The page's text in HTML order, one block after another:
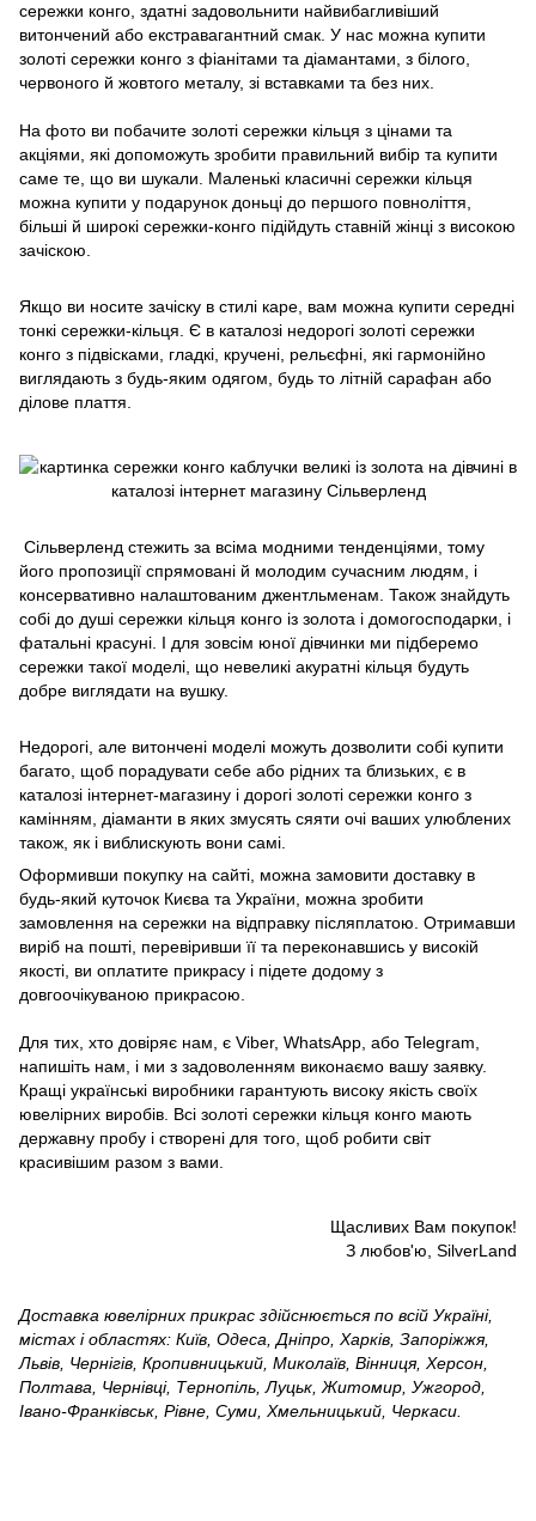
сережки конго, здатні задовольнити найвибагливіший
витончений або екстравагантний смак. У нас можна купити
золоті сережки конго з фіанітами та діамантами, з білого,
червоного й жовтого металу, зі вставками та без них.
На фото ви побачите золоті сережки кільця з цінами та
акціями, які допоможуть зробити правильний вибір та купити
саме те, що ви шукали. Маленькі класичні сережки кільця
можна купити у подарунок доньці до першого повноліття,
більші й широкі сережки-конго підійдуть ставній жінці з високою
зачіскою.
Якщо ви носите зачіску в стилі каре, вам можна купити середні
тонкі сережки-кільця. Є в каталозі недорогі золоті сережки
конго з підвісками, гладкі, кручені, рельєфні, які гармонійно
виглядають з будь-яким одягом, будь то літній сарафан або
ділове плаття.
Сільверленд стежить за всіма модними тенденціями, тому
його пропозиції спрямовані й молодим сучасним людям, і
консервативно налаштованим джентльменам. Також знайдуть
собі до душі сережки кільця конго із золота і домогосподарки, і
фатальні красуні. І для зовсім юної дівчинки ми підберемо
сережки такої моделі, що невеликі акуратні кільця будуть
добре виглядати на вушку.
Недорогі, але витончені моделі можуть дозволити собі купити
багато, щоб порадувати себе або рідних та близьких, є в
каталозі інтернет-магазину і дорогі золоті сережки конго з
камінням, діаманти в яких змусять сяяти очі ваших улюблених
також, як і виблискують вони самі.
Оформивши покупку на сайті, можна замовити доставку в
будь-який куточок Києва та України, можна зробити
замовлення на сережки на відправку післяплатою. Отримавши
виріб на пошті, перевіривши її та переконавшись у високій
якості, ви оплатите прикрасу і підете додому з
довгоочікуваною прикрасою.
Для тих, хто довіряє нам, є Viber, WhatsApp, або Telegram,
напишіть нам, і ми з задоволенням виконаємо вашу заявку.
Кращі українські виробники гарантують високу якість своїх
ювелірних виробів. Всі золоті сережки кільця конго мають
державну пробу і створені для того, щоб робити світ
красивішим разом з вами.
Щасливих Вам покупок!
З любов'ю, SilverLand
Доставка ювелірних прикрас здійснюється по всій Україні,
містах і областях: Київ, Одеса, Дніпро, Харків, Запоріжжя,
Львів, Чернігів, Кропивницький, Миколаїв, Вінниця, Херсон,
Полтава, Чернівці, Тернопіль, Луцьк, Житомир, Ужгород,
Івано-Франківськ, Рівне, Суми, Хмельницький, Черкаси.